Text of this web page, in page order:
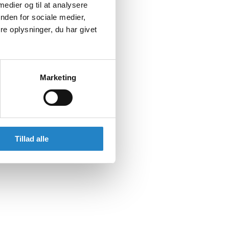
og til at analysere
for sociale medier,
oplysninger, du har givet
Marketing
Tillad alle